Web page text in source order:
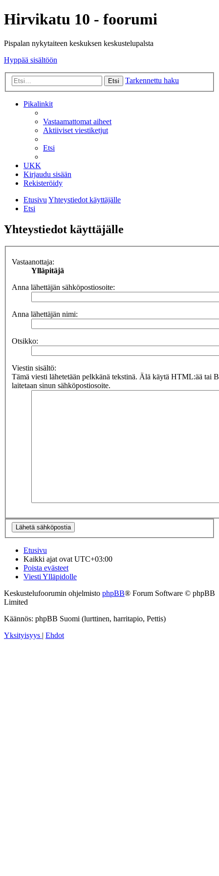
Hirvikatu 10 - foorumi
Pispalan nykytaiteen keskuksen keskustelupalsta
Hyppää sisältöön
Etsi Tarkennettu haku
Pikalinkit
Vastaamattomat aiheet
Aktiiviset viestiketjut
Etsi
UKK
Kirjaudu sisään
Rekisteröidy
EtusivuYhteystiedot käyttäjälle
Etsi
Yhteystiedot käyttäjälle
Vastaanottaja:
Ylläpitäjä
Anna lähettäjän sähköpostiosoite:
Anna lähettäjän nimi:
Otsikko:
Viestin sisältö:
Tämä viesti lähetetään pelkkänä tekstinä. Älä käytä HTML:ää tai
laitetaan sinun sähköpostiosoite.
Etusivu
Kaikki ajat ovatUTC+03:00
Poista evästeet
Viesti Ylläpidolle
Keskustelufoorumin ohjelmisto phpBB® Forum Software © phpBB
Limited
Käännös: phpBB Suomi (lurttinen, harritapio, Pettis)
Yksityisyys
Ehdot